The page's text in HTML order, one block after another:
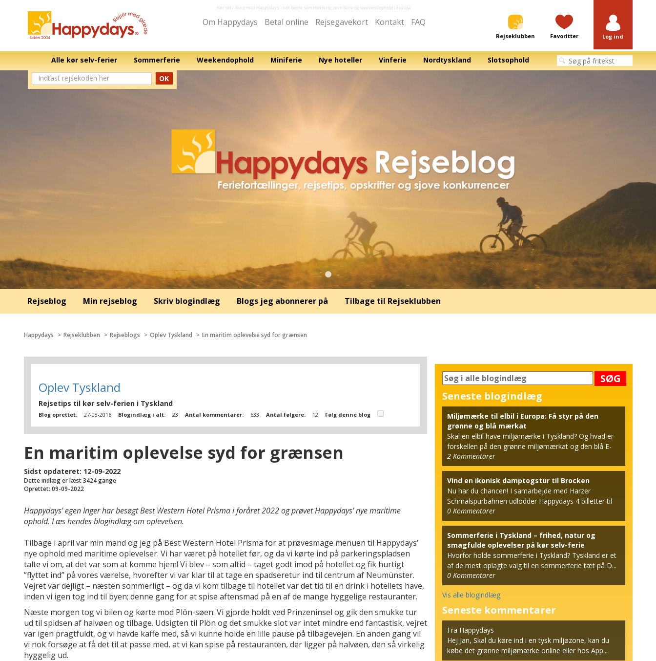
Kør selv-ferie med Happydays - lidt bedre sommerferie, miniferie og weekendophold i Europa
Om Happydays Betal online Rejsegavekort Kontakt FAQ
Rejseklubben Favoritter Log ind
Alle kør selv-ferier Sommerferie Weekendophold Miniferie Nye hoteller Vinferie Nordtyskland
Slotsophold
OK
Rejseblog Min rejseblog Skriv blogindlæg Blogs jeg abonnerer på Tilbage til Rejseklubben
Happydays Rejseklubben Rejseblogs Oplev Tyskland En maritim oplevelse syd for grænsen
Oplev Tyskland
Rejsetips til kør selv-ferien i Tyskland
Blog oprettet: 27-08-2016 Blogindlæg i alt: 23 Antal kommentarer: 633 Antal følgere: 12 Følg denne blog
En maritim oplevelse syd for grænsen
Sidst opdateret: 12-09-2022
Dette indlæg er læst 3424 gange
Oprettet: 09-09-2022
Happydays' egen Inger har besøgt Best Western Hotel Prisma i foråret 2022 og prøvet Happydays' nye maritime
ophold. Læs hendes blogindlæg om oplevelsen.
Tilbage i april var min mand og jeg på Best Western Hotel Prisma for at prøvesmage menuen til Happydays’
nye ophold med maritime oplevelser. Vi har været på hotellet før, og da vi kørte ind på parkeringspladsen
talte vi om, at det var som at komme hjem! Vi blev – som altid – taget godt imod på hotellet og fik hurtigt
”flyttet ind” på vores værelse, hvorefter vi var klar til at tage en spadseretur ind til centrum af Neumünster.
Vejret var dejligt – næsten sommerligt – og da vi kom tilbage til hotellet var det tid til en drink i hotellets have,
inden vi igen tog ind til byen; denne gang for at spise aftensmad på en af de mange hyggelige restauranter.
Næste morgen tog vi bilen og kørte mod Plön-søen. Vi gjorde holdt ved Prinzeninsel og gik den smukke tur
ud til spidsen af halvøen og tilbage. Udsigten til Plön og det smukke slot var intet mindre end fantastisk, vejret
var igen pragtfuldt, og vi havde kaffe med, så vi kunne holde en lille pause på tilbagevejen. En anden gang vil
vi nok forsøge at få det til at passe med, at vi kan spise på restauranten, der ligger på halvøen, den så virkelig
hyggelig ud.
SØG
Seneste blogindlæg
Miljømærke til elbil i Europa: Få styr på den
grønne og blå mærkat
Skal en elbil have miljømærke i Tyskland? Og hvad er
forskellen på den grønne miljømærkat og den blå E-
mæ...
2 Kommentarer
Vind en ikonisk damptogstur til Brocken
Nu har du chancen! I samarbejde med Harzer
Schmalspurbahnen udlodder Happydays 4 billetter til
den berømt...
0 Kommentarer
Sommerferie i Tyskland – frihed, natur og
smagfulde oplevelser på kør selv-ferie
Hvorfor holde sommerferie i Tyskland? Tyskland er et
af de mest oplagte valg til en sommerferie tæt på D...
0 Kommentarer
Vis alle blogindlæg
Seneste kommentarer
Fra Happydays
Hej Jan, Skal du køre ind i en tysk miljøzone, kan du
købe det grønne miljømærke online eller hos App...